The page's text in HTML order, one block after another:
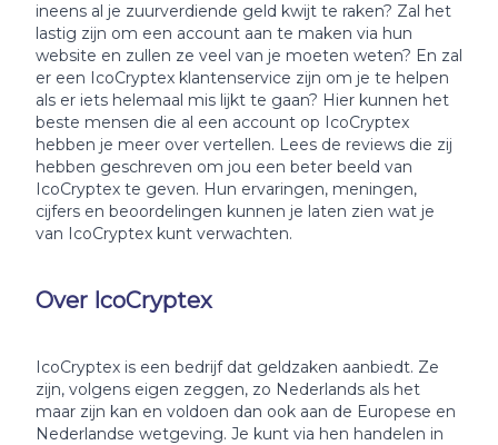
ineens al je zuurverdiende geld kwijt te raken? Zal het
lastig zijn om een account aan te maken via hun
website en zullen ze veel van je moeten weten? En zal
er een IcoCryptex klantenservice zijn om je te helpen
als er iets helemaal mis lijkt te gaan? Hier kunnen het
beste mensen die al een account op IcoCryptex
hebben je meer over vertellen. Lees de reviews die zij
hebben geschreven om jou een beter beeld van
IcoCryptex te geven. Hun ervaringen, meningen,
cijfers en beoordelingen kunnen je laten zien wat je
van IcoCryptex kunt verwachten.
Over IcoCryptex
IcoCryptex is een bedrijf dat geldzaken aanbiedt. Ze
zijn, volgens eigen zeggen, zo Nederlands als het
maar zijn kan en voldoen dan ook aan de Europese en
Nederlandse wetgeving. Je kunt via hen handelen in